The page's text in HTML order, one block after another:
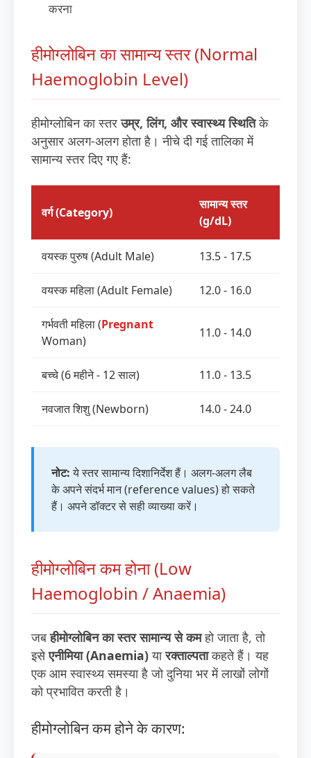
करना
हीमोग्लोबिन का सामान्य स्तर (Normal
Haemoglobin Level)
हीमोग्लोबिन का स्तरउम्र, लिंग, और स्वास्थ्य स्थितिके
अनुसार अलग-अलग होता है। नीचे दी गई तालिका में
सामान्य स्तर दिए गए हैं:
वर्ग (Category)
सामान्य स्तर
(g/dL)
वयस्क पुरुष (Adult Male) 13.5 - 17.5
वयस्क महिला (Adult Female) 12.0 - 16.0
गर्भवती महिला (Pregnant
Woman)
11.0 - 14.0
बच्चे (6 महीने - 12 साल) 11.0 - 13.5
नवजात शिशु (Newborn) 14.0 - 24.0
नोट:ये स्तर सामान्य दिशानिर्देश हैं। अलग-अलग लैब
के अपने संदर्भ मान (reference values) हो सकते
हैं। अपने डॉक्टर से सही व्याख्या करें।
हीमोग्लोबिन कम होना (Low
Haemoglobin / Anaemia)
जबहीमोग्लोबिन का स्तर सामान्य से कमहो जाता है, तो
इसेएनीमिया (Anaemia)यारक्ताल्पताकहते हैं। यह
एक आम स्वास्थ्य समस्या है जो दुनिया भर में लाखों लोगों
को प्रभावित करती है।
हीमोग्लोबिन कम होने के कारण: